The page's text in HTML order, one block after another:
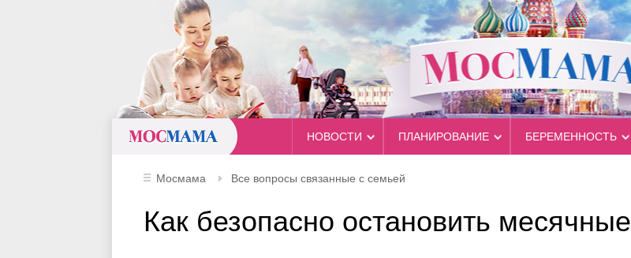
НОВОСТИ ПЛАНИРОВАНИЕ БЕРЕМЕННОСТЬ
Мосмама Все вопросы связанные с семьей
Как безопасно остановить месячные